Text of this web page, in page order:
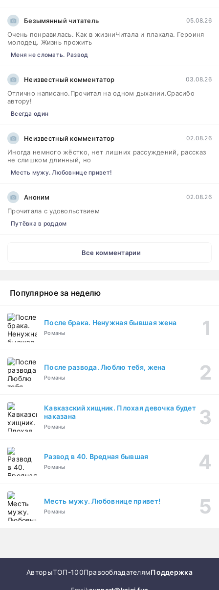
Безымянный читатель 05.08.26
Очень понравилась. Как в жизниЧитала и плакала. Героиня
молодец. Жизнь прожить
Меня не сломать. Развод
Неизвестный комментатор 03.08.26
Отлично написано.Прочитал на одном дыхании.Срасибо
автору!
Всегда один
Неизвестный комментатор 02.08.26
Иногда немного жёстко, нет лишних рассуждений, рассказ
не слишком длинный, но
Месть мужу. Любовнице привет!
Аноним 02.08.26
Прочитала с удовольствием
Путёвка в роддом
Все комментарии
Популярное за неделю
После брака. Ненужная бывшая жена
Романы
После развода. Люблю тебя, жена
Романы
Кавказский хищник. Плохая девочка будет
наказана
Романы
Развод в 40. Вредная бывшая
Романы
Месть мужу. Любовнице привет!
Романы
АвторыТОП-100ПравообладателямПоддержка